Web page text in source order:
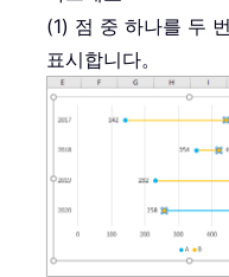
(1) 점 중 하나를 두
표시합니다。